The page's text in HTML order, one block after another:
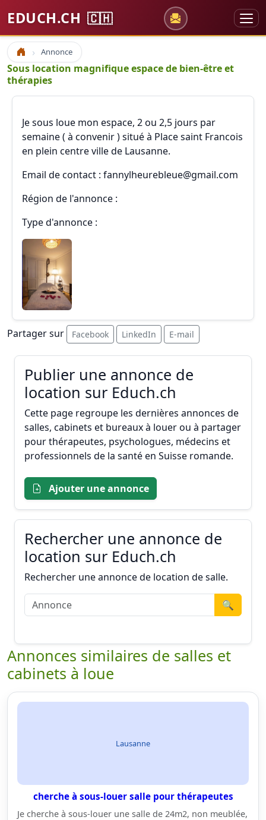
EDUCH.CH 🇨🇭
Accueil Annonce
Sous location magnifique espace de bien-être et
thérapies
Je sous loue mon espace, 2 ou 2,5 jours par
semaine ( à convenir ) situé à Place saint Francois
en plein centre ville de Lausanne.
Email de contact : fannylheurebleue@gmail.com
Région de l'annonce :
Type d'annonce :
Partager sur Facebook LinkedIn E-mail
Publier une annonce de
location sur Educh.ch
Cette page regroupe les dernières annonces de
salles, cabinets et bureaux à louer ou à partager
pour thérapeutes, psychologues, médecins et
professionnels de la santé en Suisse romande.
Ajouter une annonce
Rechercher une annonce de
location sur Educh.ch
Rechercher une annonce de location de salle.
🔍
Annonces similaires de salles et
cabinets à loue
Lausanne
cherche à sous-louer salle pour thérapeutes
Je cherche à sous-louer une salle de 24m2, non meublée,